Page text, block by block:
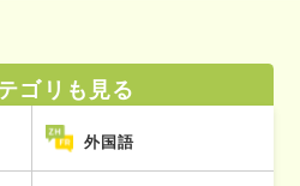
ゴリも見る
外国語